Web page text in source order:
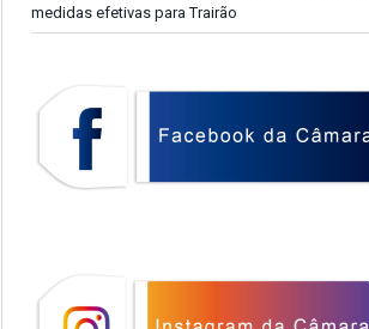
medidas efetivas para Trairão